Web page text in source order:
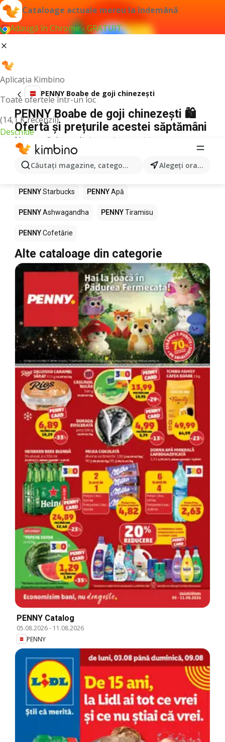
Cataloage actuale mereu la îndemână
Adaugă în Chrome - GRATUIT
Aplicația Kimbino
Toate ofertele într-un loc
(14,1 K recenzii)
Deschide
Căutaţi magazine, categorii, produse... Alegeţi oraşul
PENNY Boabe de goji chinezești
PENNY Boabe de goji chinezești 🛍️
Ofertă și prețurile acestei săptămâni
Nu am găsit rezultate pentru acest termen.
Alte produse în magazine PENNY
PENNY Pizza PENNY Mango LEGO
PENNYStarbucks PENNYApă
PENNYAshwagandha PENNYTiramisu
PENNYCofetărie
Alte cataloage din categorie
PENNY Catalog
05.08.2026- 11.08.2026
PENNY